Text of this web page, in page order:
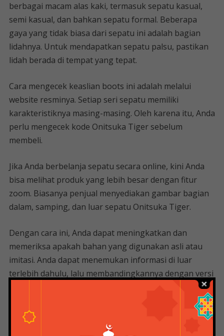
berbagai macam alas kaki, termasuk sepatu kasual,
semi kasual, dan bahkan sepatu formal. Beberapa
gaya yang tidak biasa dari sepatu ini adalah bagian
lidahnya. Untuk mendapatkan sepatu palsu, pastikan
lidah berada di tempat yang tepat.
Cara mengecek keaslian boots ini adalah melalui
website resminya. Setiap seri sepatu memiliki
karakteristiknya masing-masing. Oleh karena itu, Anda
perlu mengecek kode Onitsuka Tiger sebelum
membeli.
Jika Anda berbelanja sepatu secara online, kini Anda
bisa melihat produk yang lebih besar dengan fitur
zoom. Biasanya penjual menyediakan gambar bagian
dalam, samping, dan luar sepatu Onitsuka Tiger.
Dengan cara ini, Anda dapat meningkatkan dan
memeriksa apakah bahan yang digunakan asli atau
imitasi. Anda dapat menemukan informasi di luar
terlebih dahulu, lalu membandingkannya dengan versi
Release Date: Puma Clyde All Pro
Coast To Coast •